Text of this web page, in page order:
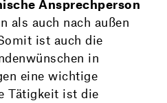
Ansprech­person
als auch nach außen
ist auch die
in
eine wichtige
Tätigkeit ist die